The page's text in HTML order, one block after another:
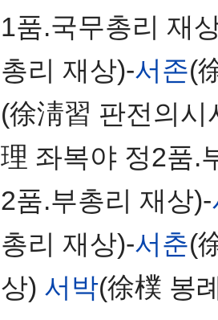
1품.국무총리 재
총리 재상)-서존(
(徐淸習 판전의
理 좌복야 정2품.
2품.부총리 재상)-
총리 재상)-서춘(
상) 서박(徐樸 봉